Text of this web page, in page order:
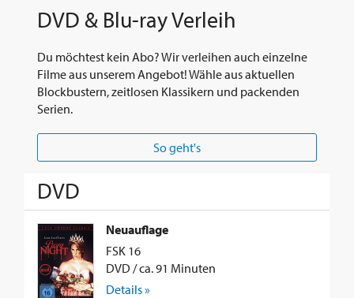
DVD & Blu-ray Verleih
Du möchtest kein Abo? Wir verleihen auch einzelne
Filme aus unserem Angebot! Wähle aus aktuellen
Blockbustern, zeitlosen Klassikern und packenden
Serien.
So geht's
DVD
Neuauflage
FSK 16
DVD / ca. 91 Minuten
Details »